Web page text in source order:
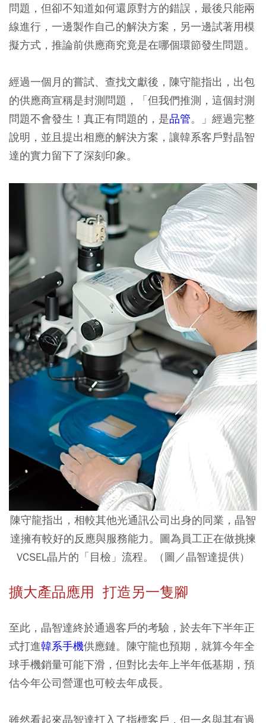
問題，但卻不知道如何還原對方的錯誤，最後只能兩
線進行，一邊製作自己的解決方案，另一邊試著用模
擬方式，推論前供應商究竟是在哪個環節發生問題。
經過一個月的嘗試、查找文獻後，陳守龍指出，出包
的供應商宣稱是封測問題，「但我們推測，這個封測
問題不會發生！真正有問題的，是品管。」經過完整
說明，並且提出相應的解決方案，讓韓系客戶對晶智
達的實力留下了深刻印象。
陳守龍指出，相較其他光通訊公司出身的同業，晶智
達擁有較好的反應與服務能力。圖為員工正在做挑揀
VCSEL晶片的「目檢」流程。（圖／晶智達提供）
擴大產品應用 打造另一隻腳
至此，晶智達終於通過客戶的考驗，於去年下半年正
式打進韓系手機供應鏈。陳守龍也預期，就算今年全
球手機銷量可能下滑，但對比去年上半年低基期，預
估今年公司營運也可較去年成長。
雖然看起來晶智達打入了指標客戶，但一名與其有過